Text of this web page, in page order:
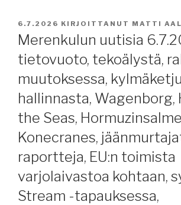
JULKAISTU
6.7.2026 KIRJOITTANUT MATTI
Merenkulun uutisia
tietovuoto, tekoälystä,
muutoksessa,
hallinnasta, Wagenborg,
the Seas,
Konecranes,
raportteja, EU:n toimista
varjolaivastoa kohtaan,
Stream -tapauksessa,